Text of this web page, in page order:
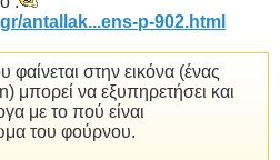
antallak...ens-p-902.html
στην εικόνα (ένας
μπορεί να εξυπηρετήσει και
με το πού είναι
του φούρνου.